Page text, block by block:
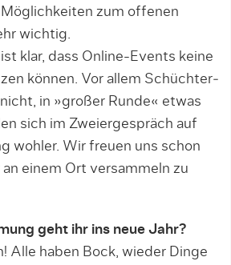
zum offenen
wichtig.
klar, dass Online-Events keine
können. Vor allem Schüchter­
in »großer Runde« etwas
sich im Zweiergespräch auf
wohler. Wir freuen uns schon
einem Ort versammeln zu
geht ihr ins neue Jahr?
Alle haben Bock, wieder Dinge